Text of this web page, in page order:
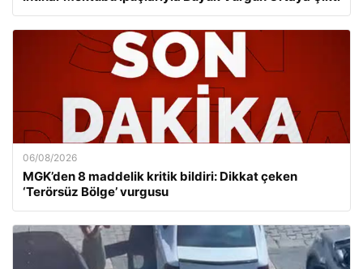
06/08/2026
MGK’den 8 maddelik kritik bildiri: Dikkat çeken
‘Terörsüz Bölge’ vurgusu